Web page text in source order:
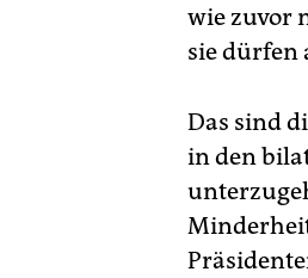
wie zuvor
sie dürfen
Das sind
in den